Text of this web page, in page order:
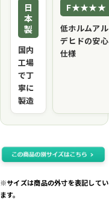
日
本
製
国内
工場
で丁
寧に
製造
F★★★★
低ホルムアル
デヒドの安心
仕様
※サイズは商品の外寸を表記してい
ます。